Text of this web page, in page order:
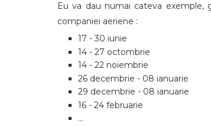
Eu va dau numai cateva exemple,
companiei aeriene :
17 - 30 iunie
14 - 27 octombrie
14 - 22 noiembrie
26 decembrie - 08 ianuarie
29 decembrie - 08 ianuarie
16 - 24 februarie
...